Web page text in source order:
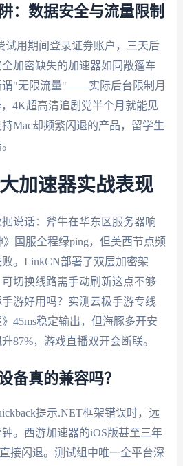
：数据安全与流量限制
试用期间登录证券账户，三天后
加密缺失的加速器如同敞篷车
谓"无限流量"——实际后台限制月
4K超高清追剧党半个月就能见
Mac却频繁闪退的产品，留学生
加速器实战表现
说话：斧牛在华东区服务器响
》国服全程绿ping，但美西节点频
。LinkCN部署了双层加密架
切换线路需手动刷新这点不够
游好用吗？实测云极手游专线
45ms稳定输出，但海豚多开安
87%，游戏直播双开会断联。
备真的兼容吗？
提示.NET框架错误时，远
。西游加速器的iOS版甚至三年
接闪退。测试组中唯一全平台深